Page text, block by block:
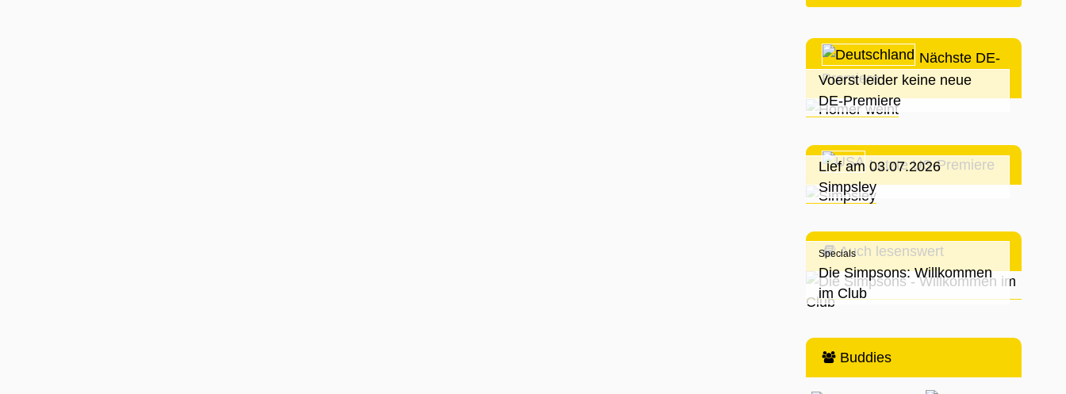
Nächste DE-
Premiere
Voerst leider keine neue
DE-Premiere
Letzte US-Premiere
Lief am 03.07.2026
Simpsley
Auch lesenswert
Specials
Die Simpsons: Willkommen
im Club
Buddies